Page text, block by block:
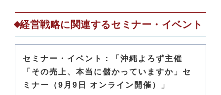
経営戦略に関連するセミナー・イベント
セミナー・イベント：「沖縄よろず主催
「その売上、本当に儲かっていますか」セ
ミナー（9月9日 オンライン開催）」